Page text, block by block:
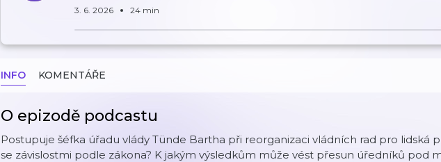
3. 6. 2026 24 min
INFO KOMENTÁŘE
O epizodě podcastu
Postupuje šéfka úřadu vlády Tünde Bartha při reorganizaci vládních rad pro lidská
se závislostmi podle zákona? K jakým výsledkům může vést přesun úředníků pod